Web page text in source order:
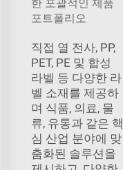
한 포괄적인 제품
포트폴리오
직접 열 전사, PP,
PET, PE 및 합성
라벨 등 다양한 라
벨 소재를 제공하
며 식품, 의료, 물
류, 유통과 같은 핵
심 산업 분야에 맞
춤화된 솔루션을